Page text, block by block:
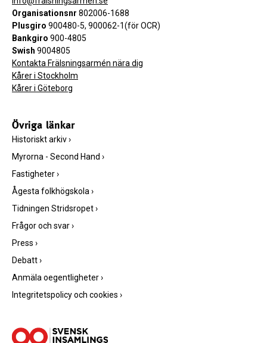
Organisationsnr 802006-1688
Plusgiro 900480-5, 900062-1(för OCR)
Bankgiro 900-4805
Swish 9004805
Kontakta Frälsningsarmén nära dig
Kårer i Stockholm
Kårer i Göteborg
Övriga länkar
Historiskt arkiv›
Myrorna - Second Hand ›
Fastigheter›
Ågesta folkhögskola ›
Tidningen Stridsropet›
Frågor och svar›
Press ›
Debatt›
Anmäla oegentligheter›
Integritetspolicy och cookies ›